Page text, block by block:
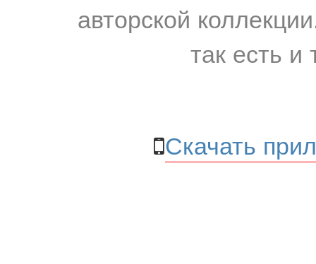
авторской
так есть и
Скачать